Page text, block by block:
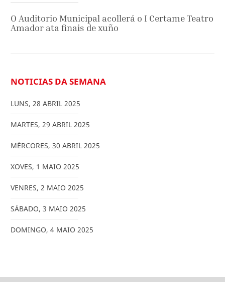
O Auditorio Municipal acollerá o I Certame Teatro
Amador ata finais de xuño
NOTICIAS DA SEMANA
LUNS, 28 ABRIL 2025
MARTES, 29 ABRIL 2025
MÉRCORES, 30 ABRIL 2025
XOVES, 1 MAIO 2025
VENRES, 2 MAIO 2025
SÁBADO, 3 MAIO 2025
DOMINGO, 4 MAIO 2025